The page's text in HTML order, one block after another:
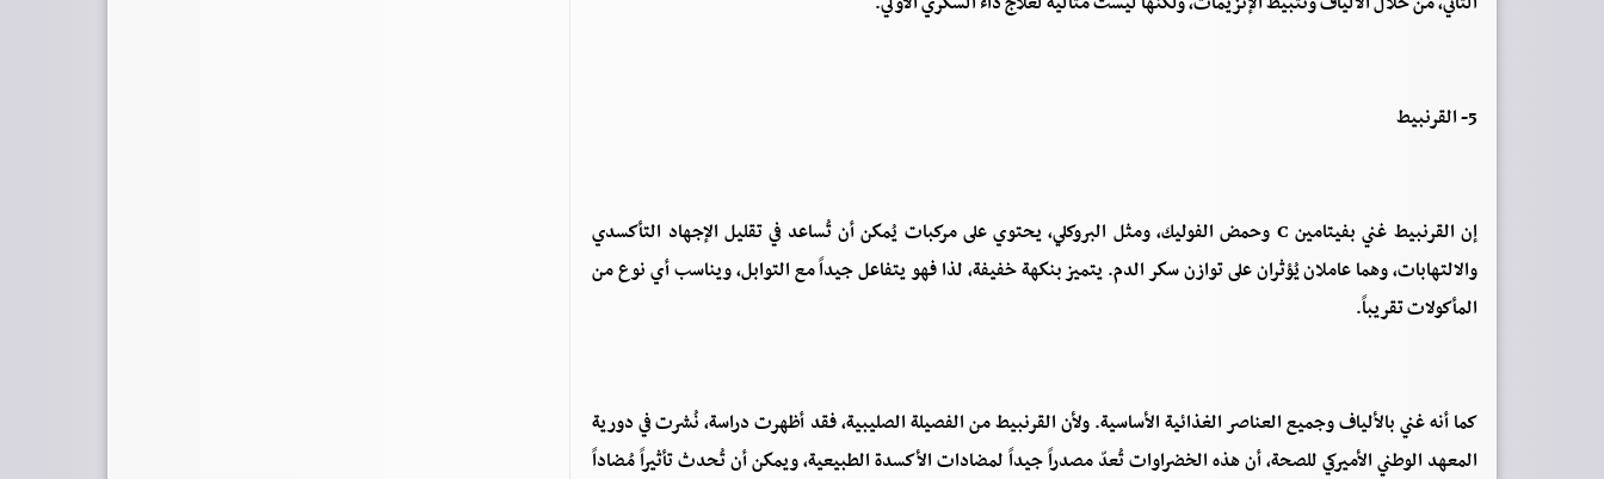
5- القرنبيط
إن القرنبيط غني بفيتامين C وحمض الفوليك، ومثل البروكلي، يحتوي على مركبات يُمكن أن تُساعد في تقليل الإجهاد التأكسدي
والالتهابات، وهما عاملان يُؤثران على توازن سكر الدم. يتميز بنكهة خفيفة، لذا فهو يتفاعل جيداً مع التوابل، ويناسب أي نوع من
المأكولات تقريباً.
كما أنه غني بالألياف وجميع العناصر الغذائية الأساسية. ولأن القرنبيط من الفصيلة الصليبية، فقد أظهرت دراسة، نُشرت في دورية
المعهد الوطني الأميركي للصحة، أن هذه الخضراوات تُعدّ مصدراً جيداً لمضادات الأكسدة الطبيعية، ويمكن أن تُحدث تأثيراً مُضاداً